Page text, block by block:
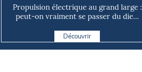
Propulsion électrique au grand large :
peut-on vraiment se passer du die...
Découvrir